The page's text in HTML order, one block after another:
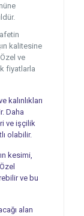
kalitesine
ve
fiyatlarla
kalınlıkları
Daha
ve işçilik
olabilir.
kesimi,
ve bu
alan